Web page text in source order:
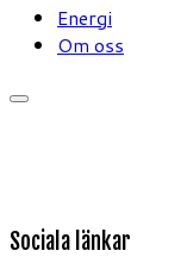
Energi
Om oss
Sociala länkar